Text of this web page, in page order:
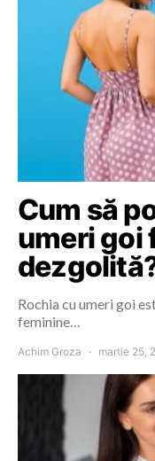
Cum să
umeri goi
Rochia cu umeri goi
feminine…
Achim Groza martie 25,